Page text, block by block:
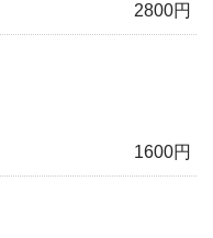
2800円
1600円